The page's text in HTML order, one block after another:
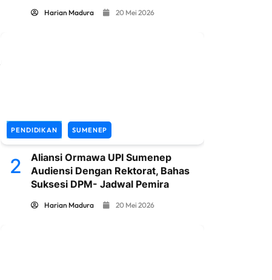
Harian Madura 20 Mei 2026
PENDIDIKAN SUMENEP
2
Aliansi Ormawa UPI Sumenep
Audiensi Dengan Rektorat, Bahas
Suksesi DPM- Jadwal Pemira
Harian Madura 20 Mei 2026